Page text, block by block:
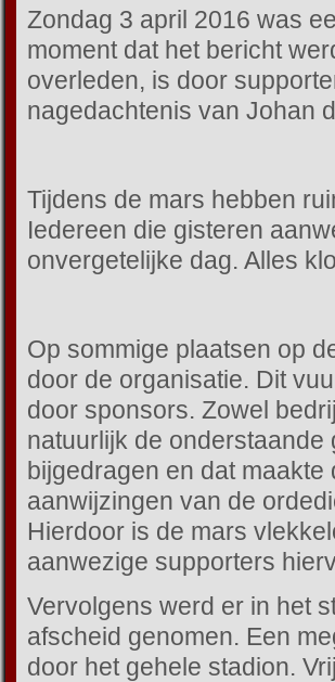
Zondag 3 april 2016 was
moment dat het bericht
overleden, is door
nagedachtenis van Johan
Tijdens de mars hebben
Iedereen die gisteren
onvergetelijke dag. Alles
Op sommige plaatsen op
door de organisatie. Dit
door sponsors. Zowel
natuurlijk de
bijgedragen en dat
aanwijzingen van de
Hierdoor is de mars
aanwezige supporters
Vervolgens werd er in het
afscheid genomen. Een
door het gehele stadion.